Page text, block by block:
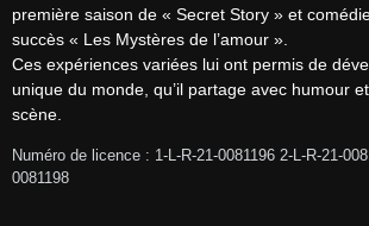
première saison de « Secret Story » et
succès « Les Mystères de l’amour ».
Ces expériences variées lui ont permis de
unique du monde, qu’il partage avec humour
scène.
Numéro de licence : 1-L-R-21-0081196 2-L-R-21-
0081198